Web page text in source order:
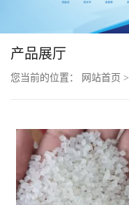
公
介
绍
公
产品展厅
您当前的位置： 网站首页 >